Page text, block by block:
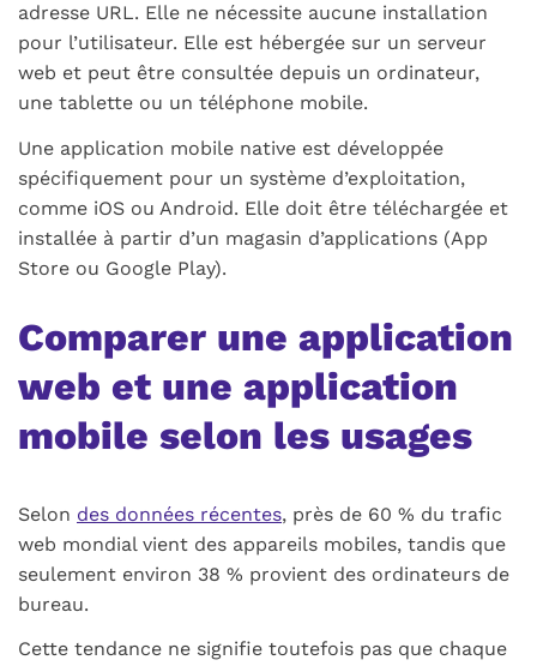
adresse URL. Elle ne nécessite aucune installation
pour l’utilisateur. Elle est hébergée sur un serveur
web et peut être consultée depuis un ordinateur,
une tablette ou un téléphone mobile.
Une application mobile native est développée
spécifiquement pour un système d’exploitation,
comme iOS ou Android. Elle doit être téléchargée et
installée à partir d’un magasin d’applications (App
Store ou Google Play).
Comparer une application
web et une application
mobile selon les usages
Selon des données récentes, près de 60 % du trafic
web mondial vient des appareils mobiles, tandis que
seulement environ 38 % provient des ordinateurs de
bureau.
Cette tendance ne signifie toutefois pas que chaque